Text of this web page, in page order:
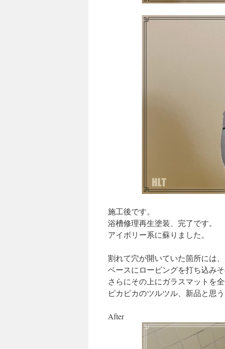
施工後です。
浴槽修理再生塗装、完了です。
アイボリー系に蘇りました。
割れて穴が開いていた箇所には、
ベースにロービングを打ち込み
さらにその上にガラスマットを
ピカピカのツルツル、新品と思
After